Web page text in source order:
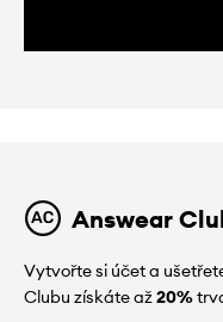
Answear
Vytvořte si účet a
Clubu získáte až20%